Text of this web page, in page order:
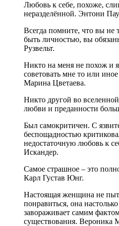
Любовь к себе, похоже,
неразделённой. Энтони
Всегда помните, что вы не
быть личностью, вы
Рузвельт.
Никто на меня не похож и
советовать мне то или
Марина Цветаева.
Никто другой во
любви и преданности
Был самокритичен. С
беспощадностью
недостаточную любовь к
Искандер.
Самое страшное – это
Карл Густав Юнг.
Настоящая женщина не
понравиться, она
завораживает самим
существования. Вероника